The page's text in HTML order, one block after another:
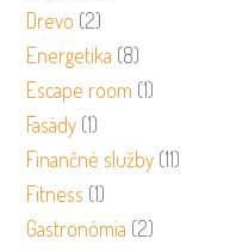
Drevo (2)
Energetika (8)
Escape room (1)
Fasády (1)
Finančné služby (11)
Fitness (1)
Gastronómia (2)